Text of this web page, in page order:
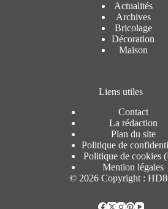
Actualités
Archives
Bricolage
Décoration
Maison
Liens utiles
Contact
La rédaction
Plan du site
Politique de
Politique de cookies
Mention légales
© 2026 Copyright :